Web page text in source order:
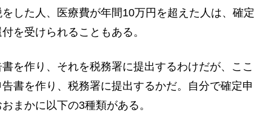
した人、医療費が年間10万円を超えた人は、確定
を受けられることもある。
を作り、それを税務署に提出するわけだが、ここ
書を作り、税務署に提出するかだ。自分で確定申
まかに以下の3種類がある。